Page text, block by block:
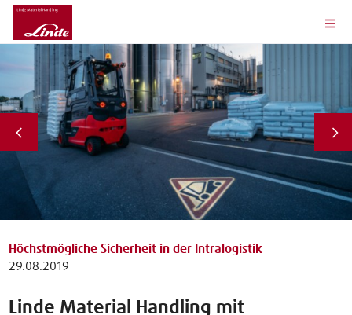
Höchstmögliche Sicherheit in der Intralogistik
29.08.2019
Linde Material Handling mit